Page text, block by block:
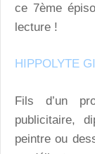
ce 7ème
lecture !
HIPPOLYTE
Fils d’un
publicitaire,
peintre ou